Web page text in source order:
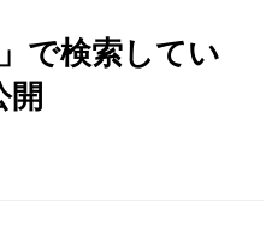
で検索してい
開